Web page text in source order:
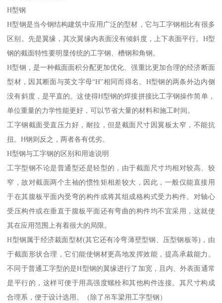
H型钢
H型钢是当今钢结构建筑中应用广泛的型材，它与工字钢相比有很多
区别。先是翼缘，其次翼缘内表面没有倾斜度，上下表面平行。H型
钢的截面特性要明显传统的工字钢、槽钢和角钢。
H型钢，是一种截面面积分配更加优化、强重比更加合理的经济断面
型材，因其断面与英文字母“H”相同而得名。H型钢的两条外边内侧
没有斜度，是平直的。这使得H型钢的焊接拼接比工字钢操作简单，
单位重量的力学性能更好，可以节省大量的材料和施工时间。
工字钢截面受直压力好，耐拉，但是截面尺寸因翼板太窄，不能抗
扭。H钢则反之，两者各有优劣。
H型钢与工字钢的区别和用途说明
工字型钢不论是普通型还是轻型的，由于截面尺寸均相对较高、较
窄，故对截面两个主袖的惯性矩相差较大，因此，一般仅能直接用
于在其腹板平面内受弯的构件或将其组成格构式受力构件。对轴心
受压构件或在垂直于腹板平面还有弯曲的构件均不宜采用，这就使
其在应用范围上有着很大的局限。
H型钢属于经济裁面型材(其它还有冷弯薄壁型钢、压型钢板等)，由
于截面形状合理，它们能使钢材更高地发挥效能，提高承裁能力。
不同于普通工字型的是H型钢的翼缘进行了加宽，且内、外表面通常
是平行的，这样可便于用高强度螺栓和其他构件连接。其尺寸构成
合理系，便于设计选用。（除了吊车梁用工字型钢）